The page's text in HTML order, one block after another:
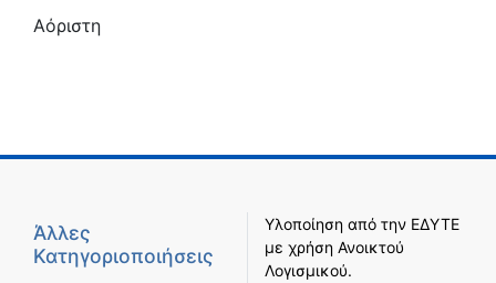
Αόριστη
Άλλες
Κατηγοριοποιήσεις
Υλοποίηση από την ΕΔΥΤΕ
με χρήση Ανοικτού
Λογισμικού.